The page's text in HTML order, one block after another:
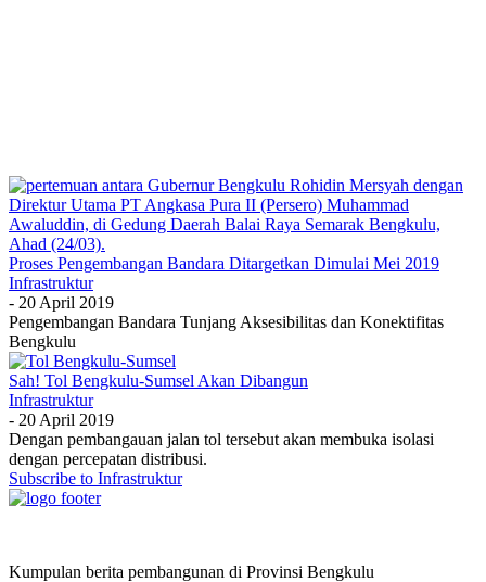
Proses Pengembangan Bandara Ditargetkan Dimulai Mei 2019
Infrastruktur
- 20 April 2019
Pengembangan Bandara Tunjang Aksesibilitas dan Konektifitas
Bengkulu
Sah! Tol Bengkulu-Sumsel Akan Dibangun
Infrastruktur
- 20 April 2019
Dengan pembangauan jalan tol tersebut akan membuka isolasi
dengan percepatan distribusi.
Subscribe to Infrastruktur
Kumpulan berita pembangunan di Provinsi Bengkulu